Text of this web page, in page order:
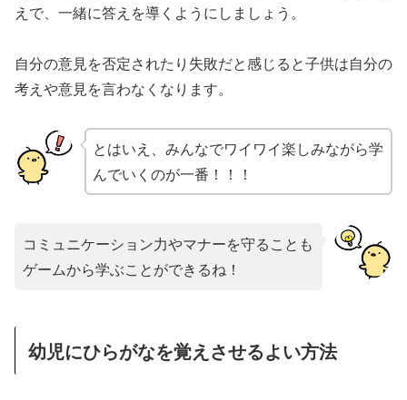
えで、一緒に答えを導くようにしましょう。
自分の意見を否定されたり失敗だと感じると子供は自分の
考えや意見を言わなくなります。
とはいえ、みんなでワイワイ楽しみながら学
んでいくのが一番！！！
コミュニケーション力やマナーを守ることも
ゲームから学ぶことができるね！
幼児にひらがなを覚えさせるよい方法